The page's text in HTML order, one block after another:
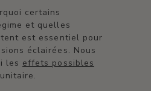
certains
et quelles
est essentiel pour
éclairées. Nous
les effets possibles